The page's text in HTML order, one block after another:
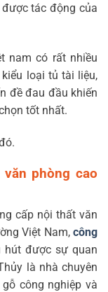
tác động của
nam có rất nhiều
loại tủ tài liệu,
đề đau đầu khiến
tốt nhất.
phòng cao
cấp nội thất văn
Việt Nam, công
hút được sự quan
là nhà chuyên
công nghiệp và